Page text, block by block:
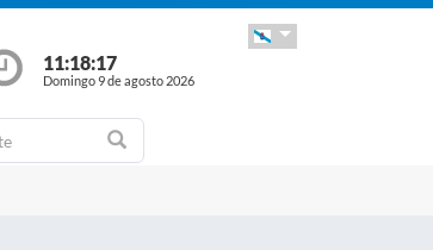
11:18:19
Domingo 9 de agosto 2026